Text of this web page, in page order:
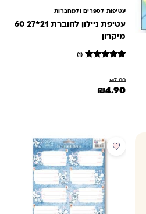
עטיפות לספרים ולמחברות
עטיפת ניילון לחוברת 21*27 60
מיקרון
מבוסס על
(1)
₪7.00
המחיר המקורי היה: ₪7.00.
₪4.90
מבצע